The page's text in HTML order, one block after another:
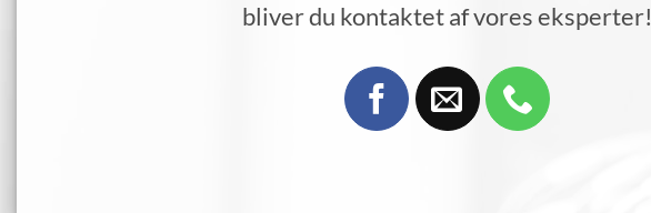
bliver du kontaktet af vores eksperter!